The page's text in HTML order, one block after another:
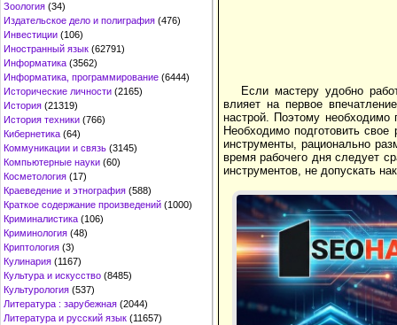
Зоология (34)
Издательское дело и полиграфия (476)
Инвестиции (106)
Иностранный язык (62791)
Информатика (3562)
Информатика, программирование (6444)
Исторические личности (2165)
История (21319)
История техники (766)
Кибернетика (64)
Коммуникации и связь (3145)
Компьютерные науки (60)
Косметология (17)
Краеведение и этнография (588)
Краткое содержание произведений (1000)
Криминалистика (106)
Криминология (48)
Криптология (3)
Кулинария (1167)
Культура и искусство (8485)
Культурология (537)
Литература : зарубежная (2044)
Литература и русский язык (11657)
Если мастеру удобно
влияет на первое
настрой. Поэтому
Необходимо подготовить
инструменты, рационально
время рабочего дня следует
инструментов, не допускать